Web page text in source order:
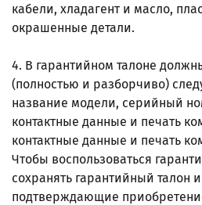
кабели, хладагент и масло,
окрашенные детали.
4. В гарантийном талоне
(полностью и разборчиво)
название модели, серийный
контактные данные и печать
контактные данные и печать
Чтобы воспользоваться
сохранять гарантийный талон
подтверждающие